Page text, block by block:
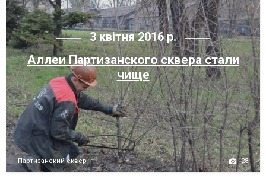
3 квітня 2016 р.
Аллеи Партизанского сквера стали
чище
Партизанский сквер 28